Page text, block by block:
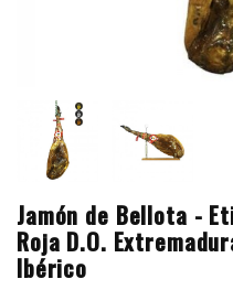
Jamón de Bellota -
Roja D.O.
Ibérico